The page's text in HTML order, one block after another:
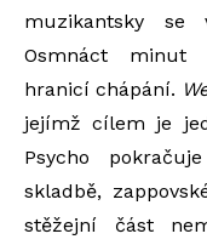
muzikantsky
Osmnáct minut
hranicí chápání.
jejímž cílem je
Psycho
skladbě,
stěžejní část